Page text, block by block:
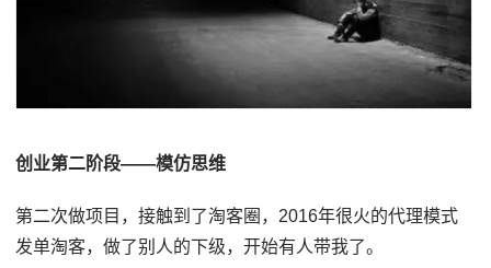
创业第二阶段——模仿思维
第二次做项目，接触到了淘客圈，2016年很火的代理模式
发单淘客，做了别人的下级，开始有人带我了。